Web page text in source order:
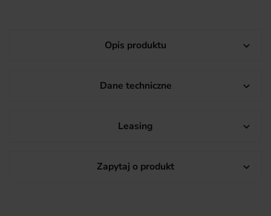
Opis produktu 
Dane techniczne 
Leasing 
Zapytaj o produkt 